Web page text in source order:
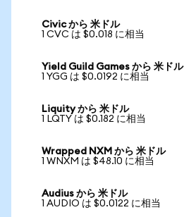
Civic から 米ドル
1 CVC は $0.018 に相当
Yield Guild Games から 米ドル
1 YGG は $0.0192 に相当
Liquity から 米ドル
1 LQTY は $0.182 に相当
Wrapped NXM から 米ドル
1 WNXM は $48.10 に相当
Audius から 米ドル
1 AUDIO は $0.0122 に相当